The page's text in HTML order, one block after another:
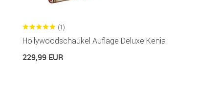
(1)
Hollywoodschaukel Auflage Deluxe Kenia
229,99 EUR